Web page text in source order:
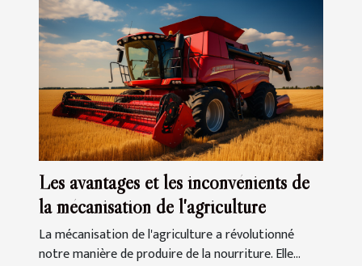
Les avantages et les inconvénients de
la mécanisation de l'agriculture
La mécanisation de l'agriculture a révolutionné
notre manière de produire de la nourriture. Elle...